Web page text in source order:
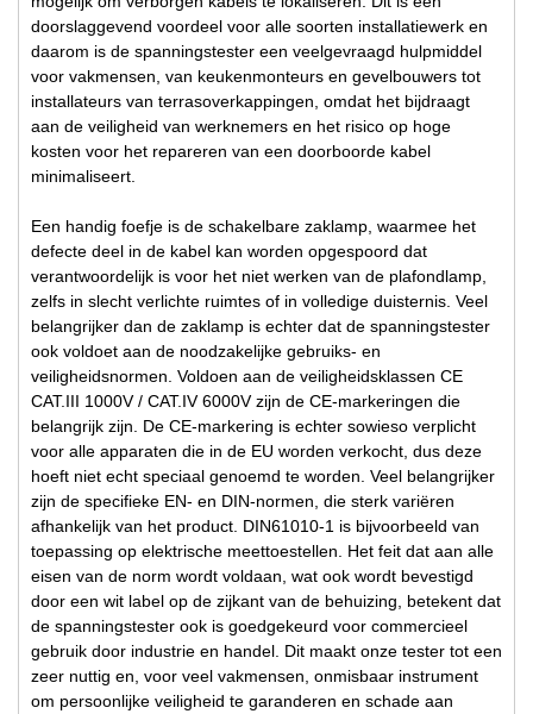
doorslaggevend voordeel voor alle soorten installatiewerk en
daarom is de spanningstester een veelgevraagd hulpmiddel
voor vakmensen, van keukenmonteurs en gevelbouwers tot
installateurs van terrasoverkappingen, omdat het bijdraagt
aan de veiligheid van werknemers en het risico op hoge
kosten voor het repareren van een doorboorde kabel
minimaliseert.
Een handig foefje is de schakelbare zaklamp, waarmee het
defecte deel in de kabel kan worden opgespoord dat
verantwoordelijk is voor het niet werken van de plafondlamp,
zelfs in slecht verlichte ruimtes of in volledige duisternis. Veel
belangrijker dan de zaklamp is echter dat de spanningstester
ook voldoet aan de noodzakelijke gebruiks- en
veiligheidsnormen. Voldoen aan de veiligheidsklassen CE
CAT.III 1000V / CAT.IV 6000V zijn de CE-markeringen die
belangrijk zijn. De CE-markering is echter sowieso verplicht
voor alle apparaten die in de EU worden verkocht, dus deze
hoeft niet echt speciaal genoemd te worden. Veel belangrijker
zijn de specifieke EN- en DIN-normen, die sterk variëren
afhankelijk van het product. DIN61010-1 is bijvoorbeeld van
toepassing op elektrische meettoestellen. Het feit dat aan alle
eisen van de norm wordt voldaan, wat ook wordt bevestigd
door een wit label op de zijkant van de behuizing, betekent dat
de spanningstester ook is goedgekeurd voor commercieel
gebruik door industrie en handel. Dit maakt onze tester tot een
zeer nuttig en, voor veel vakmensen, onmisbaar instrument
om persoonlijke veiligheid te garanderen en schade aan